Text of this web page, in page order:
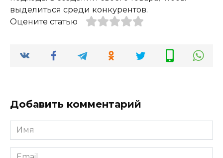
выделиться среди конкурентов.
Оцените статью
Добавить комментарий
Имя
*
Email